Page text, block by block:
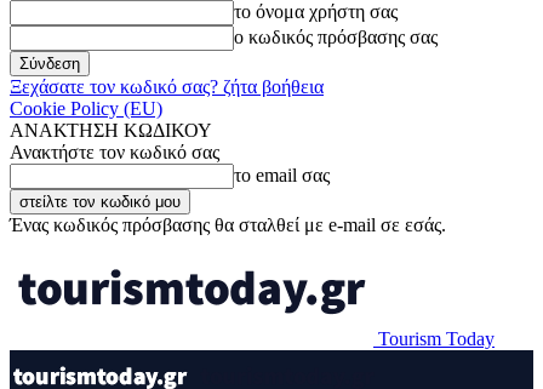
το όνομα χρήστη σας
ο κωδικός πρόσβασης σας
Ξεχάσατε τον κωδικό σας? ζήτα βοήθεια
Cookie Policy (EU)
ΑΝΑΚΤΗΣΗ ΚΩΔΙΚΟΥ
Ανακτήστε τον κωδικό σας
το email σας
Ένας κωδικός πρόσβασης θα σταλθεί με e-mail σε εσάς.
Tourism Today